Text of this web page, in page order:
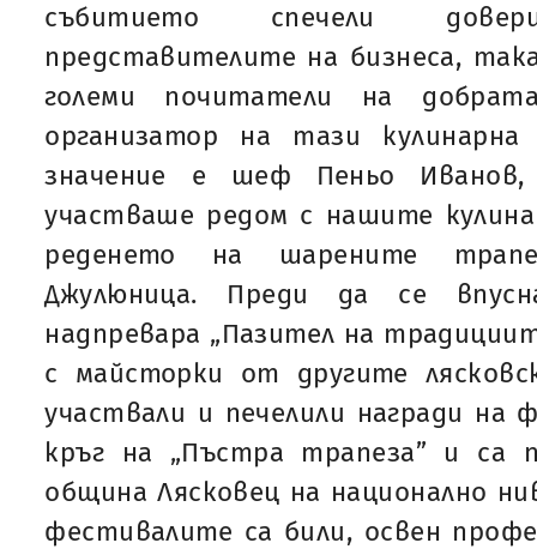
събитието спечели
представителите на бизнеса,
големи почитатели на
организатор на тази
значение е шеф Пеньо Иванов,
участваше редом с нашите
реденето на шарените
Джулюница. Преди да се
надпревара „Пазител на
с майсторки от другите
участвали и печелили награди на
кръг на „Пъстра трапеза” и са
община Лясковец на национално
фестивалите са били, освен